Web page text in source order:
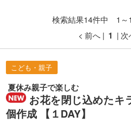
検索結果14件中 1～
< 前へ | 1 | 次
こども・親子
夏休み親子で楽しむ
お花を閉じ込めたキ
個作成 【１DAY】